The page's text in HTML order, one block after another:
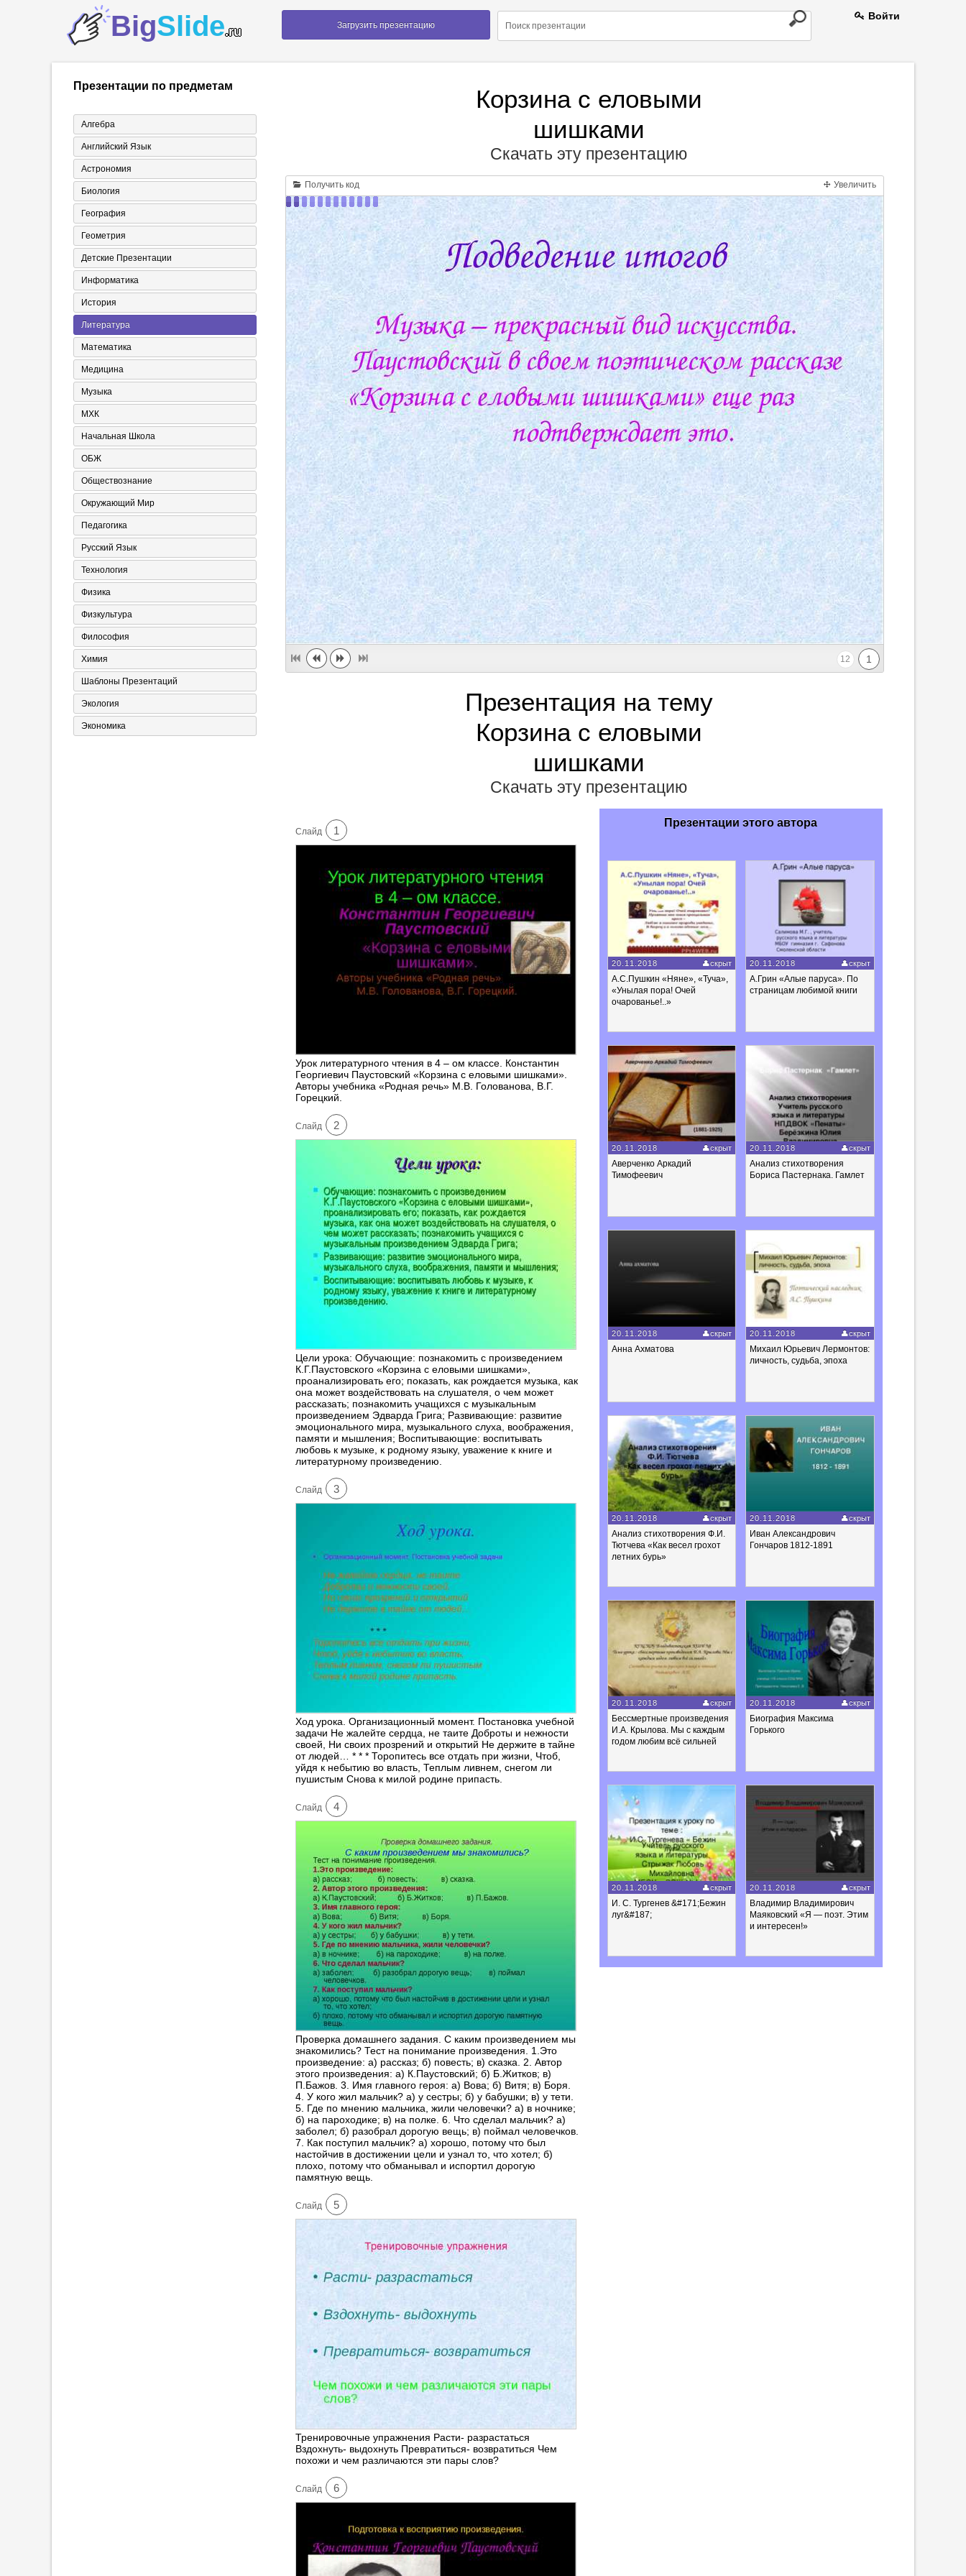
BigSlide.ru Загрузить презентацию
Войти
Презентации по предметам
Алгебра
Английский Язык
Астрономия
Биология
География
Геометрия
Детские Презентации
Информатика
История
Литература
Математика
Медицина
Музыка
МХК
Начальная Школа
ОБЖ
Обществознание
Окружающий Мир
Педагогика
Русский Язык
Технология
Физика
Физкультура
Философия
Химия
Шаблоны Презентаций
Экология
Экономика
Корзина с еловыми
шишками
Скачать эту презентацию
Получить код Увеличить
1
12
Презентация на тему
Корзина с еловыми
шишками
Скачать эту презентацию
Cлайд 1
Урок литературного чтения в 4 – ом классе. Константин
Георгиевич Паустовский «Корзина с еловыми шишками».
Авторы учебника «Родная речь» М.В. Голованова, В.Г.
Горецкий.
Cлайд 2
Цели урока: Обучающие: познакомить с произведением
К.Г.Паустовского «Корзина с еловыми шишками»,
проанализировать его; показать, как рождается музыка, как
она может воздействовать на слушателя, о чем может
рассказать; познакомить учащихся с музыкальным
произведением Эдварда Грига; Развивающие: развитие
эмоционального мира, музыкального слуха, воображения,
памяти и мышления; Воспитывающие: воспитывать
любовь к музыке, к родному языку, уважение к книге и
литературному произведению.
Cлайд 3
Ход урока. Организационный момент. Постановка учебной
задачи Не жалейте сердца, не таите Доброты и нежности
своей, Ни своих прозрений и открытий Не держите в тайне
от людей… * * * Торопитесь все отдать при жизни, Чтоб,
уйдя к небытию во власть, Теплым ливнем, снегом ли
пушистым Снова к милой родине припасть.
Cлайд 4
Проверка домашнего задания. С каким произведением мы
знакомились? Тест на понимание произведения. 1.Это
произведение: а) рассказ; б) повесть; в) сказка. 2. Автор
этого произведения: а) К.Паустовский; б) Б.Житков; в)
П.Бажов. 3. Имя главного героя: а) Вова; б) Витя; в) Боря.
4. У кого жил мальчик? а) у сестры; б) у бабушки; в) у тети.
5. Где по мнению мальчика, жили человечки? а) в ночнике;
б) на пароходике; в) на полке. 6. Что сделал мальчик? а)
заболел; б) разобрал дорогую вещь; в) поймал человечков.
7. Как поступил мальчик? а) хорошо, потому что был
настойчив в достижении цели и узнал то, что хотел; б)
плохо, потому что обманывал и испортил дорогую
памятную вещь.
Cлайд 5
Тренировочные упражнения Расти- разрастаться
Вздохнуть- выдохнуть Превратиться- возвратиться Чем
похожи и чем различаются эти пары слов?
Cлайд 6
Презентации этого автора
20.11.2018 скрыт
А.С.Пушкин «Няне», «Туча»,
«Унылая пора! Очей
очарованье!..»
20.11.2018 скрыт
А.Грин «Алые паруса». По
страницам любимой книги
20.11.2018 скрыт
Аверченко Аркадий
Тимофеевич
20.11.2018 скрыт
Анализ стихотворения
Бориса Пастернака. Гамлет
20.11.2018 скрыт
Анна Ахматова
20.11.2018 скрыт
Михаил Юрьевич Лермонтов:
личность, судьба, эпоха
20.11.2018 скрыт
Анализ стихотворения Ф.И.
Тютчева «Как весел грохот
летних бурь»
20.11.2018 скрыт
Иван Александрович
Гончаров 1812-1891
20.11.2018 скрыт
Бессмертные произведения
И.А. Крылова. Мы с каждым
годом любим всё сильней
20.11.2018 скрыт
Биография Максима
Горького
20.11.2018 скрыт
И. С. Тургенев &#171;Бежин
луг&#187;
20.11.2018 скрыт
Владимир Владимирович
Маяковский «Я — поэт. Этим
и интересен!»